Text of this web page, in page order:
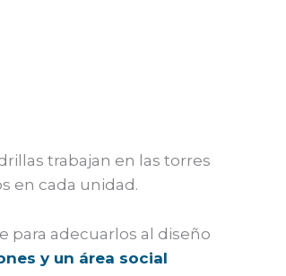
trabajan en las torres
en cada unidad.
para adecuarlos al diseño
y un área social